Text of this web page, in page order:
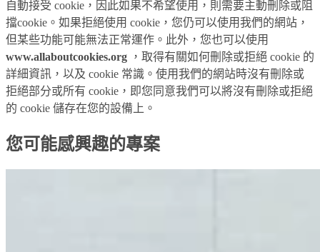
自動接受 cookie，因此如果不希望使用，則需要主動刪除或阻
擋cookie。如果拒絕使用 cookie，您仍可以使用我們的網站，
但某些功能可能無法正常運作。此外，您也可以使用
www.allaboutcookies.org ，取得有關如何刪除或拒絕 cookie 的
詳細資訊，以及 cookie 常識。使用我們的網站時沒有刪除或
拒絕部分或所有 cookie，即您同意我們可以將沒有刪除或拒絕
的 cookie 儲存在您的設備上。
您可能感興趣的專案